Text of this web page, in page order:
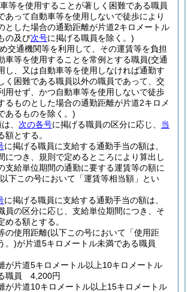
等を使用することが著しく困難である職員
あって自動車等を使用しないで徒歩により
とした場合の通勤距離が片道2キロメートル
の及び次号に掲げる職員を除く。)
交通機関等を利用して、その運賃等を負担
車等を使用することを常例とする職員(交通
し、又は自動車等を使用しなければ通勤す
く困難である職員以外の職員であって、交
用せず、かつ自動車等を使用しないで徒歩
るものとした場合の通勤距離が片道2キロメ
あるものを除く。)
、 次の各号に掲げる職員の区分に応じ、 当
額とする。
に掲げる職員に支給する通勤手当の額は、
につき、規則で定めるところにより算出し
支給単位期間の通勤に要する運賃等の額に
下この号において「運賃等相当額」とい
に掲げる職員に支給する通勤手当の額は、
員の区分に応じ、支給単位期間につき、そ
める額とする。
の使用距離(以下この号において「使用距
。)が片道5キロメートル未満である職員
が片道5キロメートル以上10キロメートル
職員 4,200円
が片道10キロメートル以上15キロメートル